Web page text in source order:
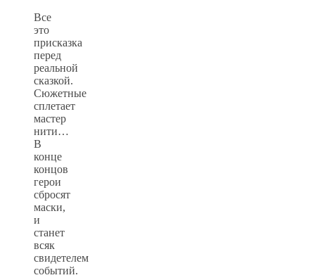
Все
это
присказка
перед
реальной
сказкой.
Сюжетные
сплетает
мастер
нити…
В
конце
концов
герои
сбросят
маски,
и
станет
всяк
свидетелем
событий.